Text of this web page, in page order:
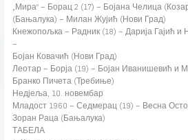
„Мира“ – Борац 2 (17) – Бојана Челица
(Бањалука) – Милан Жујић (Нови Град)
Кнежопољка – Радник (18) – Дарија Гајић и
–
Бојан Ковачић (Нови Град)
Леотар – Борја (19) – Бојан Иванишевић и
Бранко Пичета (Требиње)
Недјеља, 10. новембар
Младост 1960 – Седмерац (19) – Весна
Зоран Раца (Бањалука)
ТАБЕЛА